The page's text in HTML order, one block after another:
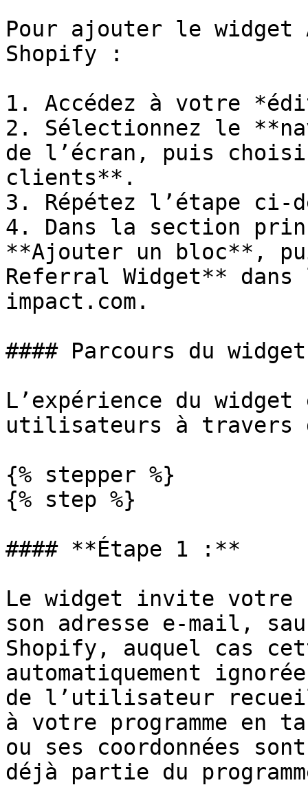
Pour ajouter le widget
Shopify :
1. Accédez à votre
2. Sélectionnez le
de l’écran, puis
clients**.
3. Répétez l’étape ci-
4. Dans la section
**Ajouter un bloc**,
Referral Widget**
impact.com.
#### Parcours du widget
L’expérience du
utilisateurs à travers
{% stepper %}
{% step %}
#### **Étape 1 :**
Le widget invite
son adresse e-mail,
Shopify, auquel cas
automatiquement
de l’utilisateur
à votre programme en
ou ses coordonnées
déjà partie du